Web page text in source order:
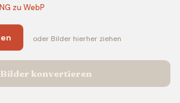
zu WebP
oder Bilder hierher ziehen
Bilder konvertieren